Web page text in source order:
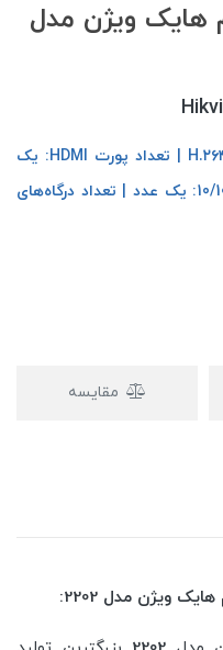
هایک ویژن مدل
فرمت‌های قابل پشتیبانی: H.۲۶۴ , MJPEG | تعداد پورت HDMI: یک
عدد | تعداد پورت شبکه 10/100/1000Mbps: یک عدد | تعداد درگاه‌های
مقایسه
ویژن مدل 2202: